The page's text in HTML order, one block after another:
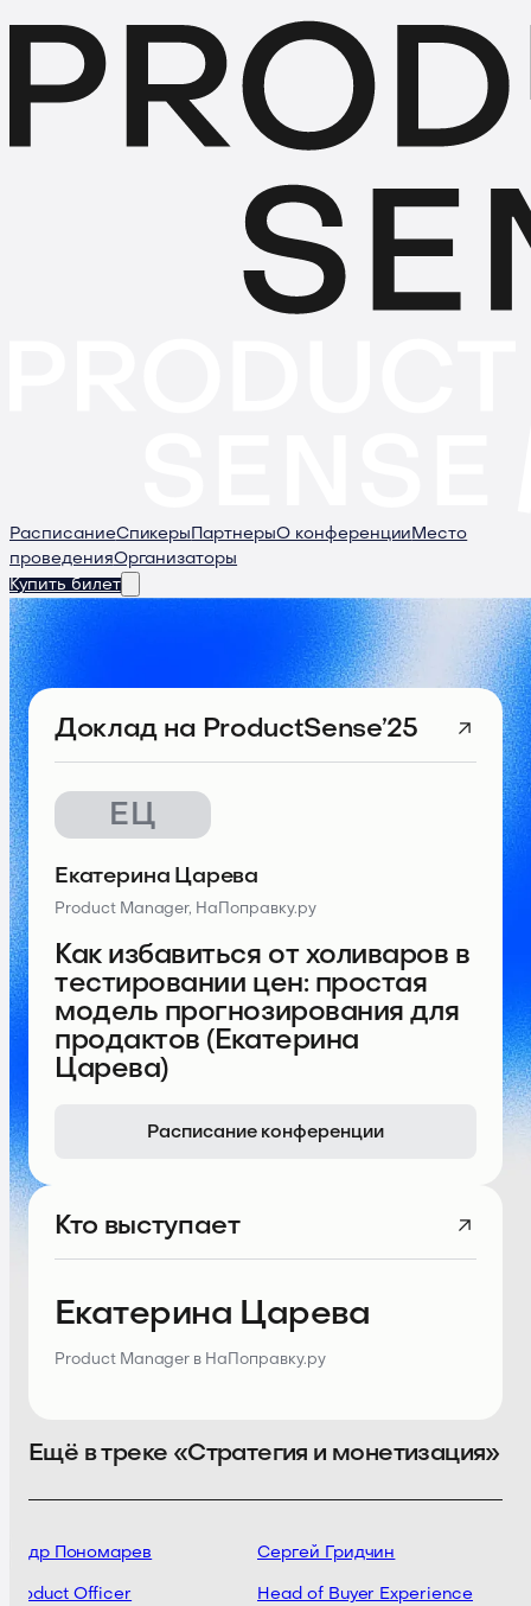
РасписаниеСпикеры ПартнерыО конференции Место
проведенияОрганизаторы
Купить билет
Доклад на ProductSense’25
ЕЦ
Как избавиться от холиваров в
тестировании цен: простая
модель прогнозирования для
продактов (Екатерина
Царева)
Екатерина Царева
Product Manager, НаПоправку.ру
Расписание конференции
Кто выступает
Екатерина Царева
Product Manager в НаПоправку.ру
Ещё в треке «Стратегия и монетизация»
Пономарев
Officer
Сергей Гридчин
Head of Buyer Experience